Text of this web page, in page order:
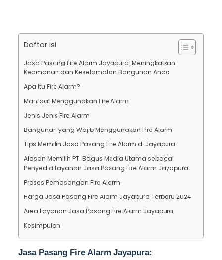
Daftar Isi
Jasa Pasang Fire Alarm Jayapura: Meningkatkan
Keamanan dan Keselamatan Bangunan Anda
Apa Itu Fire Alarm?
Manfaat Menggunakan Fire Alarm
Jenis Jenis Fire Alarm
Bangunan yang Wajib Menggunakan Fire Alarm
Tips Memilih Jasa Pasang Fire Alarm di Jayapura
Alasan Memilih PT. Bagus Media Utama sebagai
Penyedia Layanan Jasa Pasang Fire Alarm Jayapura
Proses Pemasangan Fire Alarm
Harga Jasa Pasang Fire Alarm Jayapura Terbaru 2024
Area Layanan Jasa Pasang Fire Alarm Jayapura
Kesimpulan
Jasa Pasang Fire Alarm Jayapura: